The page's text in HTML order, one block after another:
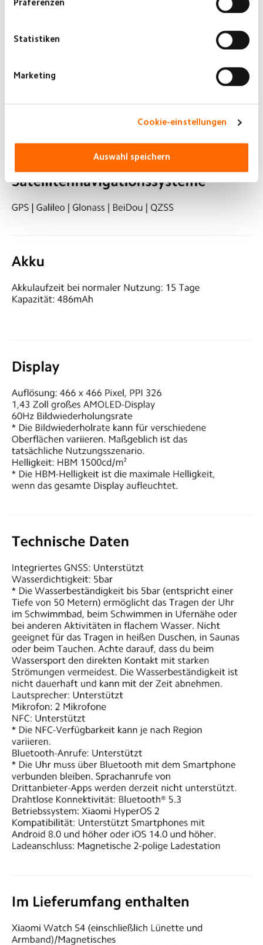
Präferenzen
Statistiken
Marketing
Cookie-einstellungen
Auswahl speichern